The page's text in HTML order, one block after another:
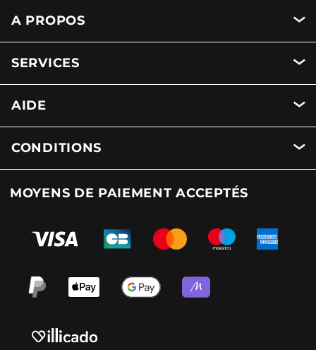
A PROPOS
SERVICES
AIDE
CONDITIONS
MOYENS DE PAIEMENT ACCEPTÉS